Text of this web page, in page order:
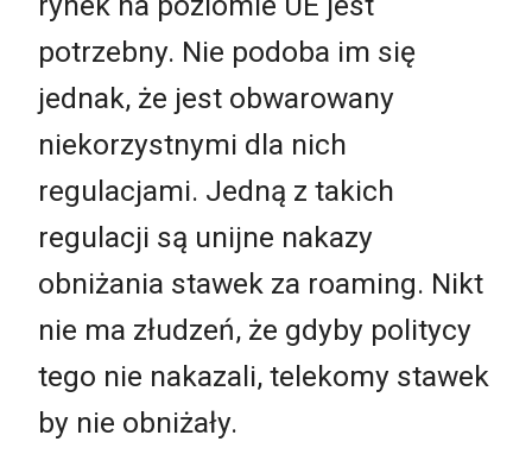
potrzebny. Nie podoba im się
jednak, że jest obwarowany
niekorzystnymi dla nich
regulacjami. Jedną z takich
regulacji są unijne nakazy
obniżania stawek za roaming. Nikt
nie ma złudzeń, że gdyby politycy
tego nie nakazali, telekomy stawek
by nie obniżały.